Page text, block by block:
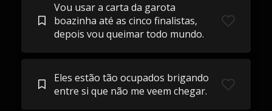
Vou usar a carta da garota
boazinha até as cinco finalistas,
depois vou queimar todo mundo.
Eles estão tão ocupados brigando
entre si que não me veem chegar.